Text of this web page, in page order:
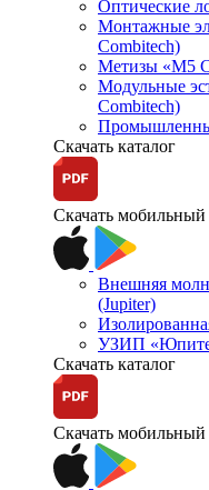
Оптические
Монтажные
Combitech)
Метизы «M5
Модульные
Combitech)
Скачать каталог
Скачать мобильный
Внешняя
(Jupiter)
УЗИП
Скачать каталог
Скачать мобильный